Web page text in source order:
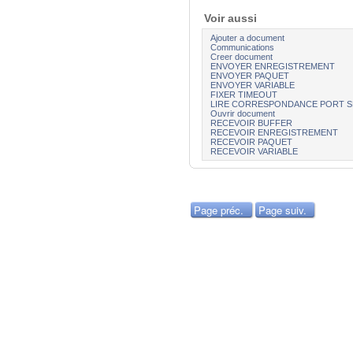
Voir aussi
Ajouter a document
Communications
Creer document
ENVOYER ENREGISTREMENT
ENVOYER PAQUET
ENVOYER VARIABLE
FIXER TIMEOUT
LIRE CORRESPONDANCE PORT
Ouvrir document
RECEVOIR BUFFER
RECEVOIR ENREGISTREMENT
RECEVOIR PAQUET
RECEVOIR VARIABLE
Page préc. Page suiv.